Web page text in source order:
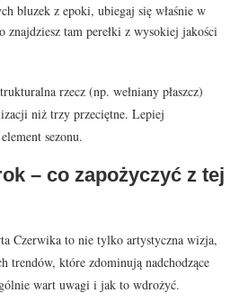
bluzek z epoki, ubiegaj się właśnie w
znajdziesz tam perełki z wysokiej jakości
rzecz (np. wełniany płaszcz)
niż trzy przeciętne. Lepiej
sezonu.
– co zapożyczyć z tej
Czerwika to nie tylko artystyczna wizja,
trendów, które zdominują nadchodzące
wart uwagi i jak to wdrożyć.